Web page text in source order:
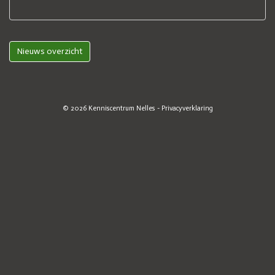
Nieuws overzicht
© 2026 Kenniscentrum Nelles - Privacyverklaring